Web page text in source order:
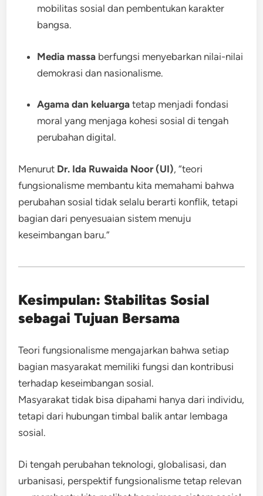
mobilitas sosial dan pembentukan karakter
bangsa.
Media massa berfungsi menyebarkan nilai-nilai
demokrasi dan nasionalisme.
Agama dan keluarga tetap menjadi fondasi
moral yang menjaga kohesi sosial di tengah
perubahan digital.
Menurut Dr. Ida Ruwaida Noor (UI), “teori
fungsionalisme membantu kita memahami bahwa
perubahan sosial tidak selalu berarti konflik, tetapi
bagian dari penyesuaian sistem menuju
keseimbangan baru.”
Kesimpulan: Stabilitas Sosial
sebagai Tujuan Bersama
Teori fungsionalisme mengajarkan bahwa setiap
bagian masyarakat memiliki fungsi dan kontribusi
terhadap keseimbangan sosial.
Masyarakat tidak bisa dipahami hanya dari individu,
tetapi dari hubungan timbal balik antar lembaga
sosial.
Di tengah perubahan teknologi, globalisasi, dan
urbanisasi, perspektif fungsionalisme tetap relevan